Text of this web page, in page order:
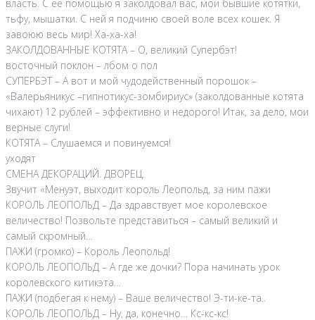
власть. С ее помощью я заколдовал вас, мои бывшие котятки,
тьфу, мышатки. С ней я подчиню своей воле всех кошек. Я
завоюю весь мир! Ха-ха-ха!
ЗАКОЛДОВАННЫЕ КОТЯТА – О, великий Супербэт!
восточный поклон – лбом о пол
СУПЕРБЭТ – А вот и мой чудодейственный порошок –
«Валерьяникус –гипнотикус-зомбириус» (заколдованные котята
чихают) 12 рублей – эффективно и недорого! Итак, за дело, мои
верные слуги!
КОТЯТА – Слушаемся и повинуемся!
уходят
СМЕНА ДЕКОРАЦИЙ. ДВОРЕЦ.
Звучит «Менуэт, выходит король Леопольд, за ним пажи
КОРОЛЬ ЛЕОПОЛЬД – Да здравствует мое королевское
величество! Позвольте представиться – самый великий и
самый скромный…
ПАЖИ (громко) – Король Леопольд!
КОРОЛЬ ЛЕОПОЛЬД – А где же дочки? Пора начинать урок
королевского китикэта…
ПАЖИ (подбегая к нему) – Ваше величество! Э-ти-ке-та..
КОРОЛЬ ЛЕОПОЛЬД – Ну, да, конечно… Кс-кс-кс!